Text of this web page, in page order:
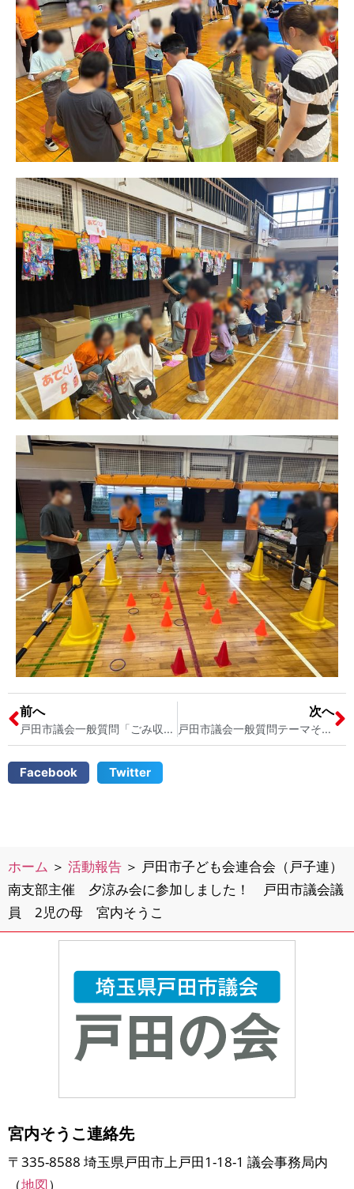
前へ
戸田市議会一般質問「ごみ収集車の子供たちへの安全対策について」 戸田市議会議員 2児の母 宮内そうこ
次へ
戸田市議会一般質問テーマその2「市が行う法律相談について」 戸田市議会議員宮内そうこ
Facebook Twitter
ホーム ＞ 活動報告 ＞ 戸田市子ども会連合会（戸子連）
南支部主催 夕涼み会に参加しました！ 戸田市議会議
員 2児の母 宮内そうこ
宮内そうこ連絡先
〒335-8588 埼玉県戸田市上戸田1-18-1 議会事務局内
（地図）